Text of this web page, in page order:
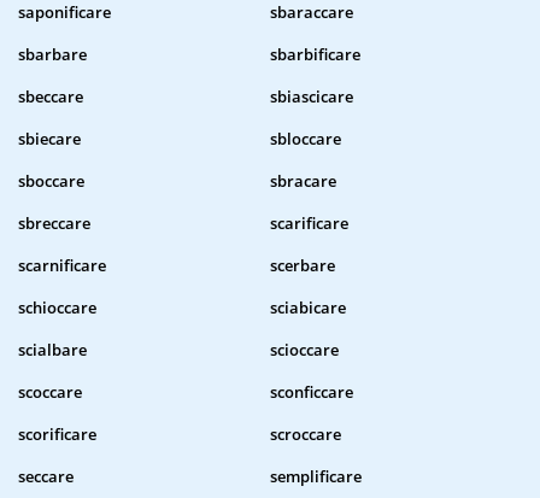
saponificare
sbaraccare
sbarbare
sbarbificare
sbeccare
sbiascicare
sbiecare
sbloccare
sboccare
sbracare
sbreccare
scarificare
scarnificare
scerbare
schioccare
sciabicare
scialbare
scioccare
scoccare
sconficcare
scorificare
scroccare
seccare
semplificare